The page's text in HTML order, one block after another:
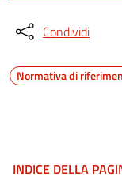
Condividi
Normativa di
INDICE DELLA